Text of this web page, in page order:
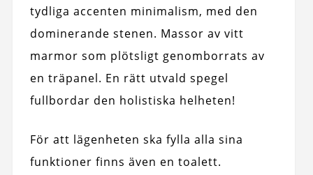
tydliga accenten minimalism, med den
dominerande stenen. Massor av vitt
marmor som plötsligt genomborrats av
en träpanel. En rätt utvald spegel
fullbordar den holistiska helheten!
För att lägenheten ska fylla alla sina
funktioner finns även en toalett.